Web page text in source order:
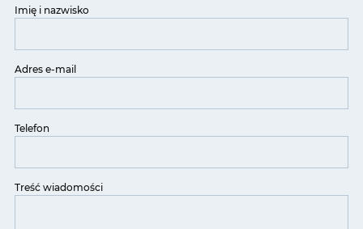
Imię i nazwisko
Adres e-mail
Telefon
Treść wiadomości